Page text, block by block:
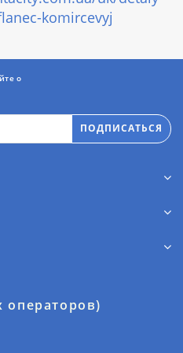
komircevyj
о
ПОДПИСАТЬСЯ
операторов)